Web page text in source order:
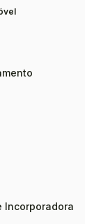
Incorporadora